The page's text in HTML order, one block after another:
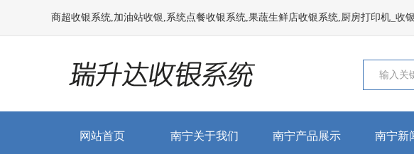
商超收银系统,加油站收银,系统点餐收银系统,果蔬生鲜店收银系统,厨房打印机_收
网站首页 南宁关于我们 南宁产品展示 南宁新